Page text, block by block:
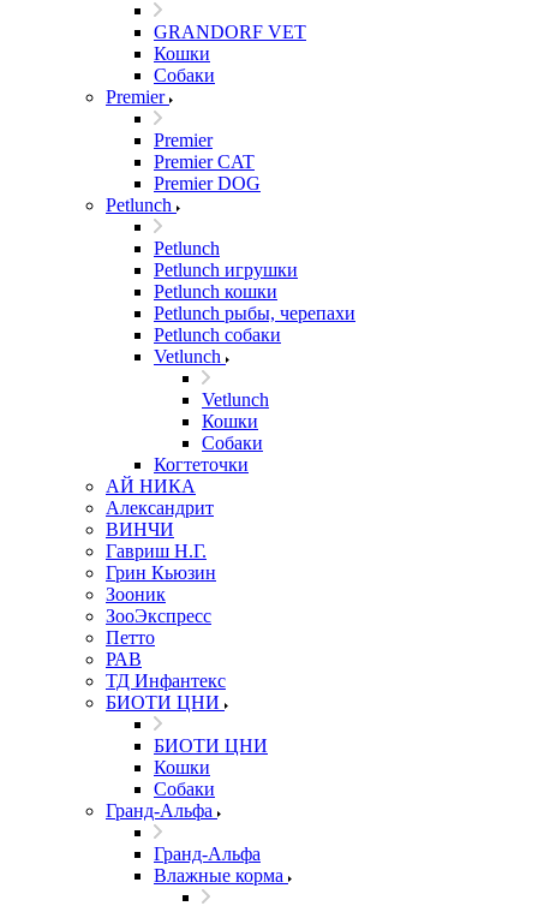
GRANDORF VET
Кошки
Собаки
Premier
Premier
Premier CAT
Premier DOG
Petlunch
Petlunch
Petlunch игрушки
Petlunch кошки
Petlunch рыбы, черепахи
Petlunch собаки
Vetlunch
Vetlunch
Кошки
Собаки
Когтеточки
АЙ НИКА
Александрит
ВИНЧИ
Гавриш Н.Г.
Грин Кьюзин
Зооник
ЗооЭкспресс
Петто
РАВ
ТД Инфантекс
БИОТИ ЦНИ
БИОТИ ЦНИ
Кошки
Собаки
Гранд-Альфа
Гранд-Альфа
Влажные корма